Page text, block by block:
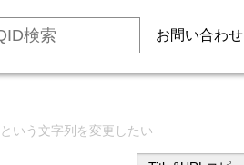
お問い合わせ
いう文字列を変更したい